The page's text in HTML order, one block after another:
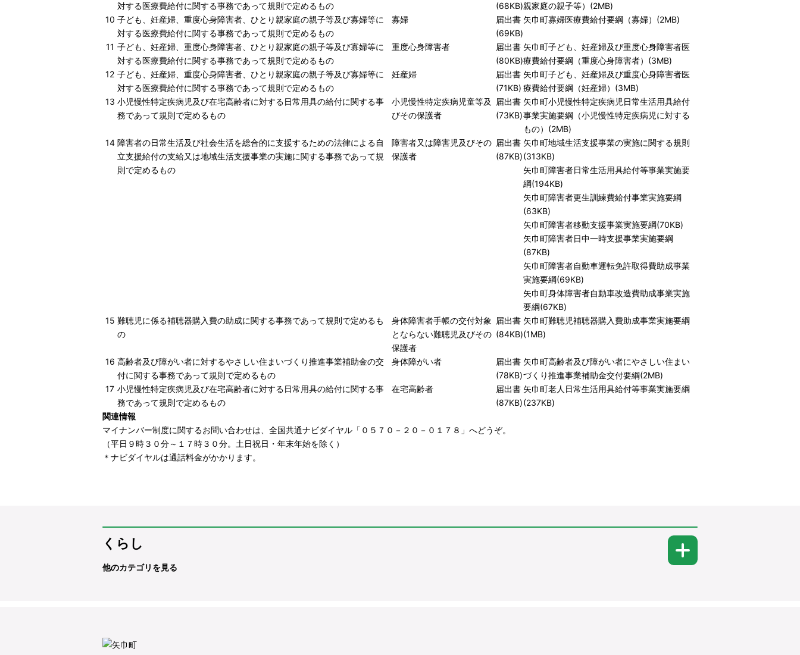
対する医療費給付に関する事務であって規則で定めるもの
(68KB)親家庭の親子等）(2MB)
10 子ども、妊産婦、重度心身障害者、ひとり親家庭の親子等及び寡婦等に
対する医療費給付に関する事務であって規則で定めるもの
寡婦
届出書
(69KB)
矢巾町寡婦医療費給付要綱（寡婦）(2MB)
11 子ども、妊産婦、重度心身障害者、ひとり親家庭の親子等及び寡婦等に
対する医療費給付に関する事務であって規則で定めるもの
重度心身障害者
届出書
(80KB)
矢巾町子ども、妊産婦及び重度心身障害者医
療費給付要綱（重度心身障害者）(3MB)
12 子ども、妊産婦、重度心身障害者、ひとり親家庭の親子等及び寡婦等に
対する医療費給付に関する事務であって規則で定めるもの
妊産婦
届出書
(71KB)
矢巾町子ども、妊産婦及び重度心身障害者医
療費給付要綱（妊産婦）(3MB)
13 小児慢性特定疾病児及び在宅高齢者に対する日常用具の給付に関する事
務であって規則で定めるもの
小児慢性特定疾病児童等及
びその保護者
届出書
(73KB)
矢巾町小児慢性特定疾病児日常生活用具給付
事業実施要綱（小児慢性特定疾病児に対する
もの）(2MB)
14 障害者の日常生活及び社会生活を総合的に支援するための法律による自
立支援給付の支給又は地域生活支援事業の実施に関する事務であって規
則で定めるもの
障害者又は障害児及びその
保護者
届出書
(87KB)
矢巾町地域生活支援事業の実施に関する規則
(313KB)
矢巾町障害者日常生活用具給付等事業実施要
綱(194KB)
矢巾町障害者更生訓練費給付事業実施要綱
(63KB)
矢巾町障害者移動支援事業実施要綱(70KB)
矢巾町障害者日中一時支援事業実施要綱
(87KB)
矢巾町障害者自動車運転免許取得費助成事業
実施要綱(69KB)
矢巾町身体障害者自動車改造費助成事業実施
要綱(67KB)
15 難聴児に係る補聴器購入費の助成に関する事務であって規則で定めるも
の
身体障害者手帳の交付対象
とならない難聴児及びその
保護者
届出書
(84KB)
矢巾町難聴児補聴器購入費助成事業実施要綱
(1MB)
16 高齢者及び障がい者に対するやさしい住まいづくり推進事業補助金の交
付に関する事務であって規則で定めるもの
身体障がい者
届出書
(78KB)
矢巾町高齢者及び障がい者にやさしい住まい
づくり推進事業補助金交付要綱(2MB)
17 小児慢性特定疾病児及び在宅高齢者に対する日常用具の給付に関する事
務であって規則で定めるもの
在宅高齢者
届出書
(87KB)
矢巾町老人日常生活用具給付等事業実施要綱
(237KB)
関連情報
マイナンバー制度に関するお問い合わせは、全国共通ナビダイヤル「０５７０－２０－０１７８」へどうぞ。
（平日９時３０分～１７時３０分。土日祝日・年末年始を除く）
＊ナビダイヤルは通話料金がかかります。
くらし
他のカテゴリを見る